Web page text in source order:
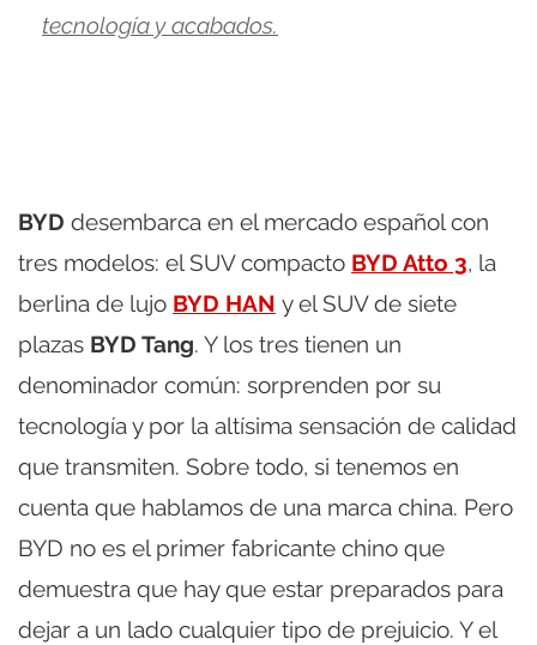
tecnología y acabados.
BYD desembarca en el mercado español con
tres modelos: el SUV compacto BYD Atto 3, la
berlina de lujo BYD HAN y el SUV de siete
plazas BYD Tang. Y los tres tienen un
denominador común: sorprenden por su
tecnología y por la altísima sensación de calidad
que transmiten. Sobre todo, si tenemos en
cuenta que hablamos de una marca china. Pero
BYD no es el primer fabricante chino que
demuestra que hay que estar preparados para
dejar a un lado cualquier tipo de prejuicio. Y el